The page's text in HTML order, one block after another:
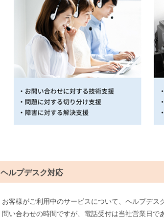
ヘルプデスク対応
お客様がご利用中のサービスについて、ヘルプデス
問い合わせの時間ですが、電話受付は当社営業日で